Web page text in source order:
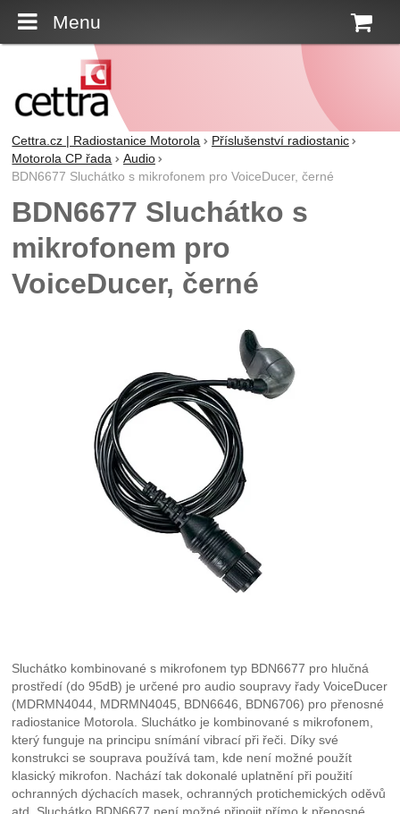
Menu
Cettra.cz | Radiostanice Motorola
Příslušenství radiostanic
Motorola CP řada
Audio
BDN6677 Sluchátko s mikrofonem pro VoiceDucer, černé
BDN6677 Sluchátko s
mikrofonem pro
VoiceDucer, černé
Sluchátko kombinované s mikrofonem typ BDN6677 pro hlučná
prostředí (do 95dB) je určené pro audio soupravy řady VoiceDucer
(MDRMN4044, MDRMN4045, BDN6646, BDN6706) pro přenosné
radiostanice Motorola. Sluchátko je kombinované s mikrofonem,
který funguje na principu snímání vibrací při řeči. Díky své
konstrukci se souprava používá tam, kde není možné použít
klasický mikrofon. Nachází tak dokonalé uplatnění při použití
ochranných dýchacích masek, ochranných protichemických oděvů